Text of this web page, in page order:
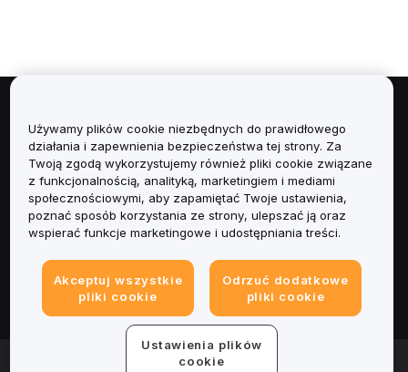
Informacje
Usługi
Obsługa Klienta
Informacje prawne
© 2025-2026 Bybit.eu. All rights reserved.
Używamy plików cookie niezbędnych do prawidłowego
działania i zapewnienia bezpieczeństwa tej strony. Za
Twoją zgodą wykorzystujemy również pliki cookie związane
z funkcjonalnością, analityką, marketingiem i mediami
społecznościowymi, aby zapamiętać Twoje ustawienia,
poznać sposób korzystania ze strony, ulepszać ją oraz
wspierać funkcje marketingowe i udostępniania treści.
Akceptuj wszystkie
pliki cookie
Odrzuć dodatkowe
pliki cookie
Ustawienia plików
cookie